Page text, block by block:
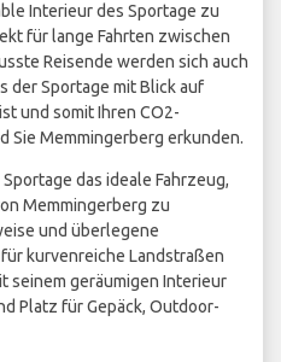
Interieur des Sportage zu
für lange Fahrten zwischen
Reisende werden sich auch
der Sportage mit Blick auf
und somit Ihren CO2-
Sie Memmingerberg erkunden.
das ideale Fahrzeug,
Memmingerberg zu
und überlegene
kurvenreiche Landstraßen
seinem geräumigen Interieur
Platz für Gepäck, Outdoor-